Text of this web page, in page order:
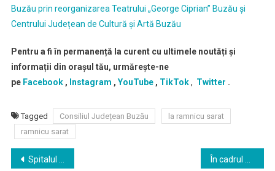
Buzău prin reorganizarea Teatrului „George Ciprian” Buzău și
Centrului Județean de Cultură și Artă Buzău
Pentru a fi în permanență la curent cu ultimele noutăți și
informații din orașul tău, urmărește-ne
pe Facebook, Instagram , YouTube, TikTok, Twitter .
Tagged Consiliul Județean Buzău
la ramnicu sarat
ramnicu sarat
Navigare
Spitalul Municipal Ramnicu Sãrat angajeaza bucatar